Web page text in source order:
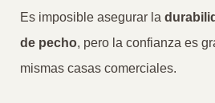
Es imposible asegurar la
de pecho, pero la confianza es
mismas casas comerciales.